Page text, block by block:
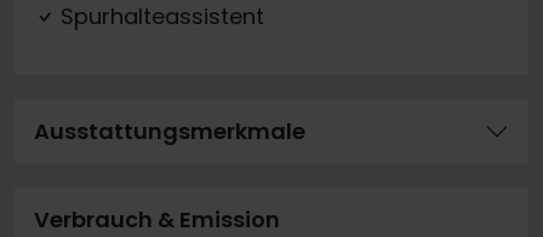
Spurhalteassistent
Ausstattungsmerkmale
Verbrauch & Emission